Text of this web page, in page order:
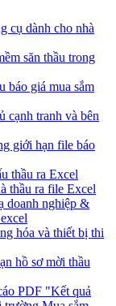
cụ dành cho nhà
săn thầu trong
báo giá mua sắm
tranh và bên
giới hạn file báo
thầu ra Excel
thầu ra file Excel
doanh nghiệp &
hóa và thiết bị thi
hồ sơ mời thầu
PDF "Kết quả